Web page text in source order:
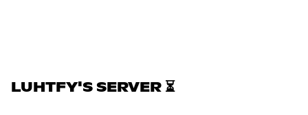
LUHTFY'S SERVER ⏳